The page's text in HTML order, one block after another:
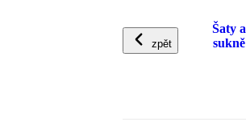
zpět
Šaty a
sukně